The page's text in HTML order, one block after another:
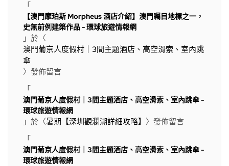
「
【澳門摩珀斯 Morpheus 酒店介紹】澳門矚目地標之一，
史無前例建築作品 - 環球旅遊情報網
」於〈
澳門葡京人度假村｜3間主題酒店、高空滑索、室內跳
傘
〉發佈留言
「
澳門葡京人度假村｜3間主題酒店、高空滑索、室內跳傘 -
環球旅遊情報網
」於〈暑期【深圳觀瀾湖詳細攻略】 〉發佈留言
「
澳門葡京人度假村｜3間主題酒店、高空滑索、室內跳傘 -
環球旅遊情報網